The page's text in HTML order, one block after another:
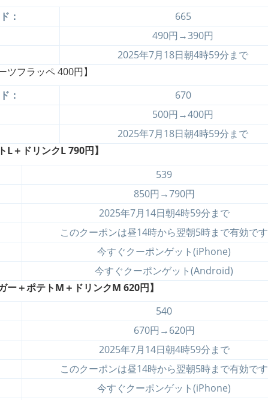
：
665
490円→390円
2025年7月18日朝4時59分まで
ツフラッペ 400円】
：
670
500円→400円
2025年7月18日朝4時59分まで
L＋ドリンクL 790円】
539
850円→790円
2025年7月14日朝4時59分まで
このクーポンは昼14時から翌朝5時まで有効です
今すぐクーポンゲット(iPhone)
今すぐクーポンゲット(Android)
ー＋ポテトM＋ドリンクM 620円】
540
670円→620円
2025年7月14日朝4時59分まで
このクーポンは昼14時から翌朝5時まで有効です
今すぐクーポンゲット(iPhone)